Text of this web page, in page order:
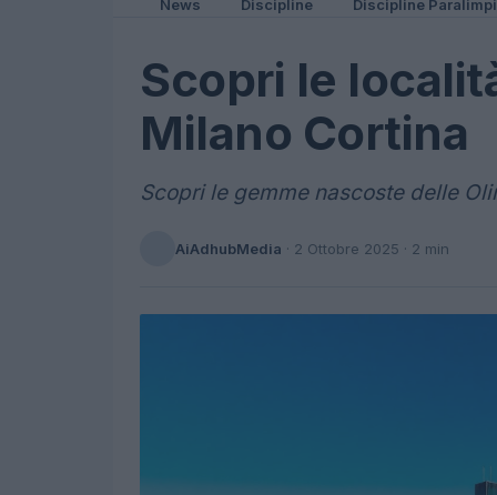
News Discipline Discipline
Scopri le
Milano Cortina
Scopri le gemme nascoste delle
AiAdhubMedia · 2 Ottobre 2025 · 2 min